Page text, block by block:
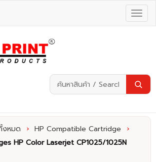
งหมด › HP Compatible Cartridge
›
HP Color Laserjet CP1025/1025N